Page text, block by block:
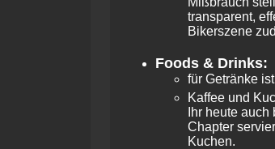
transparent,
Bikerszene
Foods & Drinks:
für Getränke
Kaffee und
Ihr heute
Chapter
Kuchen.